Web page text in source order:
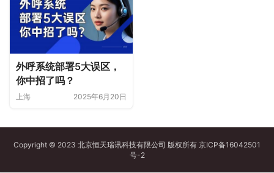
外呼系统部署5大误区，
你中招了吗？
上海 2025年6月20日
Copyright © 2023 北京恒天瑞讯科技有限公司 版权所有 京ICP备16042501
号-2